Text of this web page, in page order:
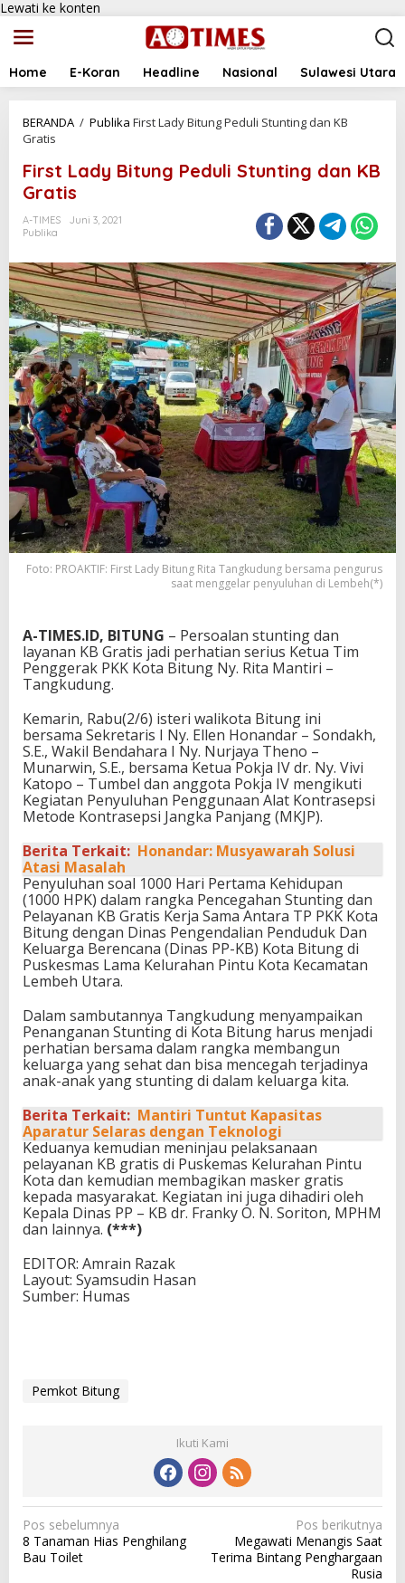
Lewati ke konten
Home E-Koran Headline Nasional Sulawesi Utara
BERANDA / Publika First Lady Bitung Peduli Stunting dan KB
Gratis
First Lady Bitung Peduli Stunting dan KB
Gratis
A-TIMES
Juni 3, 2021
Publika
Foto: PROAKTIF: First Lady Bitung Rita Tangkudung bersama pengurus
saat menggelar penyuluhan di Lembeh(*)
A-TIMES.ID, BITUNG – Persoalan stunting dan
layanan KB Gratis jadi perhatian serius Ketua Tim
Penggerak PKK Kota Bitung Ny. Rita Mantiri –
Tangkudung.
Kemarin, Rabu(2/6) isteri walikota Bitung ini
bersama Sekretaris I Ny. Ellen Honandar – Sondakh,
S.E., Wakil Bendahara I Ny. Nurjaya Theno –
Munarwin, S.E., bersama Ketua Pokja IV dr. Ny. Vivi
Katopo – Tumbel dan anggota Pokja IV mengikuti
Kegiatan Penyuluhan Penggunaan Alat Kontrasepsi
Metode Kontrasepsi Jangka Panjang (MKJP).
Berita Terkait: Honandar: Musyawarah Solusi
Atasi Masalah
Penyuluhan soal 1000 Hari Pertama Kehidupan
(1000 HPK) dalam rangka Pencegahan Stunting dan
Pelayanan KB Gratis Kerja Sama Antara TP PKK Kota
Bitung dengan Dinas Pengendalian Penduduk Dan
Keluarga Berencana (Dinas PP-KB) Kota Bitung di
Puskesmas Lama Kelurahan Pintu Kota Kecamatan
Lembeh Utara.
Dalam sambutannya Tangkudung menyampaikan
Penanganan Stunting di Kota Bitung harus menjadi
perhatian bersama dalam rangka membangun
keluarga yang sehat dan bisa mencegah terjadinya
anak-anak yang stunting di dalam keluarga kita.
Berita Terkait: Mantiri Tuntut Kapasitas
Aparatur Selaras dengan Teknologi
Keduanya kemudian meninjau pelaksanaan
pelayanan KB gratis di Puskemas Kelurahan Pintu
Kota dan kemudian membagikan masker gratis
kepada masyarakat. Kegiatan ini juga dihadiri oleh
Kepala Dinas PP – KB dr. Franky O. N. Soriton, MPHM
dan lainnya. (***)
EDITOR: Amrain Razak
Layout: Syamsudin Hasan
Sumber: Humas
Pemkot Bitung
Ikuti Kami
N
a
Pos sebelumnya
8 Tanaman Hias Penghilang
Bau Toilet
Pos berikutnya
Megawati Menangis Saat
Terima Bintang Penghargaan
Rusia